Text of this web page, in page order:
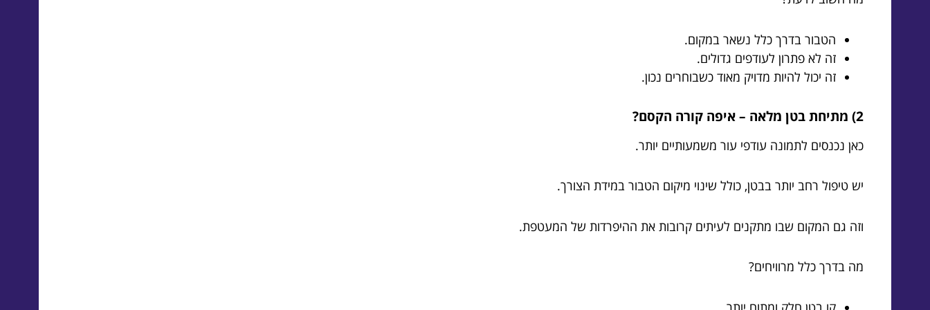
הטבור בדרך כלל נשאר במקום.
זה לא פתרון לעודפים גדולים.
זה יכול להיות מדויק מאוד כשבוחרים נכון.
2) מתיחת בטן מלאה – איפה קורה הקסם?
כאן נכנסים לתמונה עודפי עור משמעותיים יותר.
יש טיפול רחב יותר בבטן, כולל שינוי מיקום הטבור במידת הצורך.
וזה גם המקום שבו מתקנים לעיתים קרובות את ההיפרדות של המעטפת.
מה בדרך כלל מרוויחים?